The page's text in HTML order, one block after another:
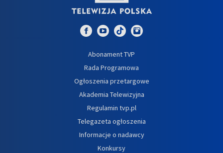
Abonament TVP
Rada Programowa
Ogłoszenia przetargowe
Akademia Telewizyjna
Regulamin tvp.pl
Telegazeta ogłoszenia
Informacje o nadawcy
Konkursy